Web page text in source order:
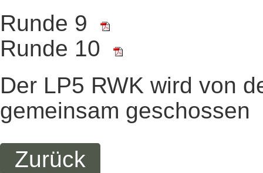
Runde 9
Runde 10
Der LP5 RWK wird von
gemeinsam geschossen
Zurück